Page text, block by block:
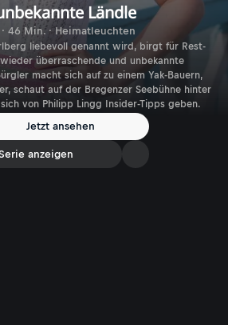
Ländle
· 46 Min. · Heimatleuchten
liebevoll genannt wird, birgt für Rest-
überraschende und unbekannte
macht sich auf zu einem Yak-Bauern,
schaut auf der Bregenzer Seebühne hinter
von Philipp Lingg Insider-Tipps geben.
Jetzt ansehen
anzeigen